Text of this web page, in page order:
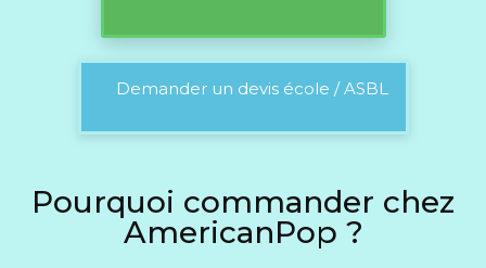
Demander un devis école / ASBL
Pourquoi commander chez
AmericanPop ?